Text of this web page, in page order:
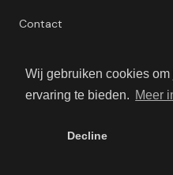
Wij gebruiken cookies om
ervaring te bieden. Meer
Decline
Contact
Algemene Voorwaarden